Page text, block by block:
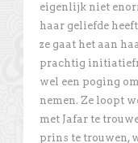
eigenlijk niet
haar geliefde
ze gaat het aan
prachtig
wel een poging
nemen. Ze loopt
met Jafar te
prins te trouwen,